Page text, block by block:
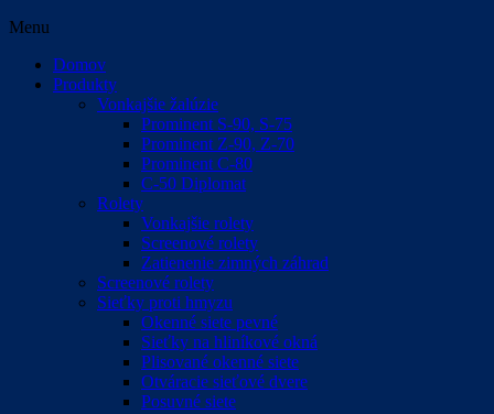
Menu
Domov
Produkty
Vonkajšie žalúzie
Prominent S-90, S-75
Prominent Z-90, Z-70
Prominent C-80
C-50 Diplomat
Rolety
Vonkajšie rolety
Screenové rolety
Zatienenie zimných záhrad
Screenové rolety
Sieťky proti hmyzu
Okenné siete pevné
Sieťky na hliníkové okná
Plisované okenné siete
Otváracie sieťové dvere
Posuvné siete